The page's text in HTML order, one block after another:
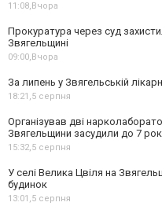
11:08, Вчора
Прокуратура через суд
Звягельщині
09:00, Вчора
За липень у Звягельській
18:21,5 серпня
Організував дві
Звягельщини засудили до 7
15:32,5 серпня
У селі Велика Цвіля на
будинок
13:01,5 серпня